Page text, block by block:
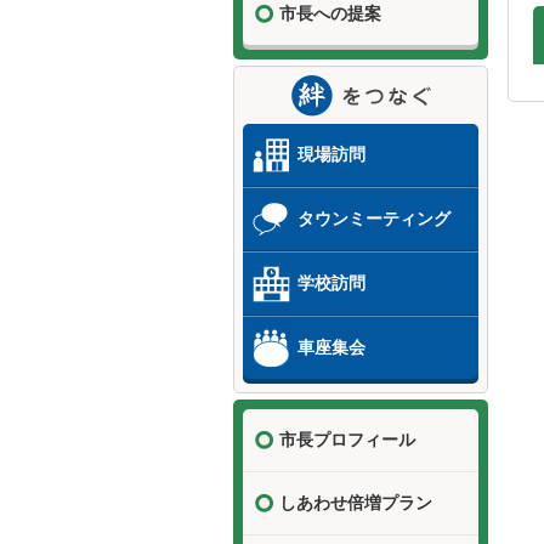
市長への提案
現場訪問
タウンミーティング
学校訪問
車座集会
市長プロフィール
しあわせ倍増プラン